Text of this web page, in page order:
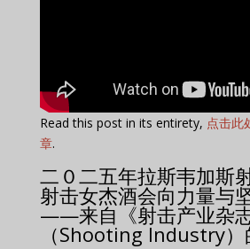
Read this post in its entirety, 点击此
章.
二０二五年拉斯韦加斯
射击女杰酒会向力量与
——来自《射击产业杂
（Shooting Industry）